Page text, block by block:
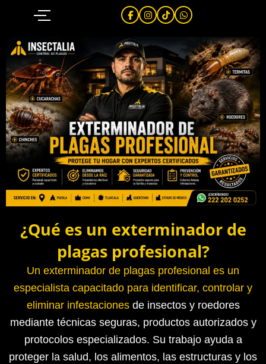
¿Qué es un exterminador de
plagas profesional?
Un exterminador de plagas profesional es un
especialista capacitado para identificar, controlar y
eliminar infestaciones de insectos y roedores
mediante técnicas seguras, productos autorizados y
protocolos especializados. Su trabajo ayuda a
proteger la salud, los alimentos, las estructuras y los